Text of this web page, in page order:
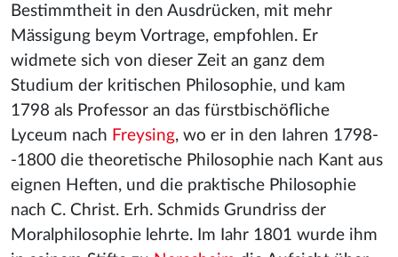
Bestimmtheit in den Ausdrücken, mit mehr
Mässigung beym Vortrage, empfohlen. Er
widmete sich von dieser Zeit an ganz dem
Studium der kritischen Philosophie, und kam
1798 als Professor an das fürstbischöfliche
Lyceum nach Freysing, wo er in den Iahren 1798-
-1800 die theoretische Philosophie nach Kant aus
eignen Heften, und die praktische Philosophie
nach C. Christ. Erh. Schmids Grundriss der
Moralphilosophie lehrte. Im Iahr 1801 wurde ihm